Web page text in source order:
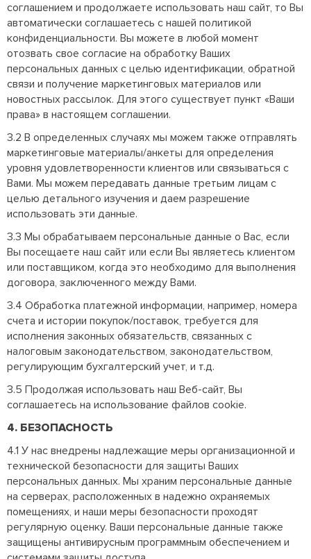
соглашением и продолжаете использовать наш сайт, то Вы
автоматически соглашаетесь с нашей политикой
конфиденциальности. Вы можете в любой момент
отозвать свое согласие на обработку Ваших
персональных данных с целью идентификации, обратной
связи и получение маркетинговых материалов или
новостных рассылок. Для этого существует пункт «Ваши
права» в настоящем соглашении.
3.2 В определенных случаях мы можем также отправлять
маркетинговые материалы/анкеты для определения
уровня удовлетворенности клиентов или связываться с
Вами. Мы можем передавать данные третьим лицам с
целью детального изучения и даем разрешение
использовать эти данные.
3.3 Мы обрабатываем персональные данные о Вас, если
Вы посещаете наш сайт или если Вы являетесь клиентом
или поставщиком, когда это необходимо для выполнения
договора, заключенного между Вами.
3.4 Обработка платежной информации, например, номера
счета и истории покупок/поставок, требуется для
исполнения законных обязательств, связанных с
налоговым законодательством, законодательством,
регулирующим бухгалтерский учет, и т.д.
3.5 Продолжая использовать наш Веб-сайт, Вы
соглашаетесь на использование файлов cookie.
4. БЕЗОПАСНОСТЬ
4.1 У нас внедрены надлежащие меры организационной и
технической безопасности для защиты Ваших
персональных данных. Мы храним персональные данные
на серверах, расположенных в надежно охраняемых
помещениях, и наши меры безопасности проходят
регулярную оценку. Ваши персональные данные также
защищены антивирусным программным обеспечением и